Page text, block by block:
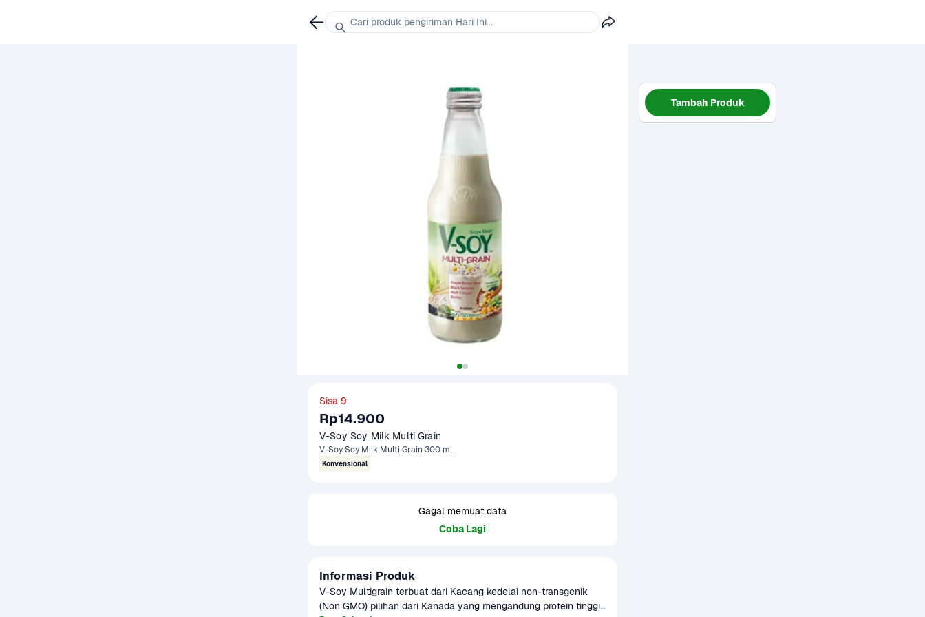
Sisa 9
Rp14.900
V-Soy Soy Milk Multi Grain
V-Soy Soy Milk Multi Grain 300 ml
Konvensional
Gagal memuat data
Coba Lagi
Informasi Produk
V-Soy Multigrain terbuat dari Kacang kedelai non-transgenik
(Non GMO) pilihan dari Kanada yang mengandung protein tinggi.
Tambah Produk
Cari produk pengiriman Hari Ini...